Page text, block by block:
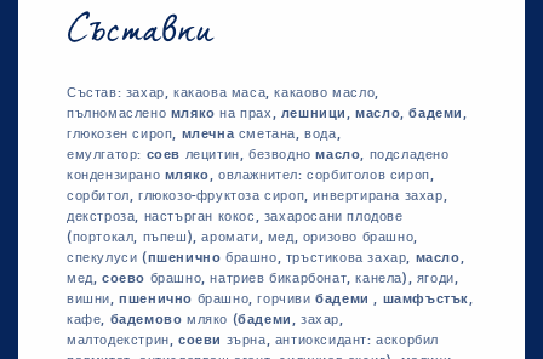
Съставки
Състав: захар, какаова маса, какаово масло,
пълномаслено мляко на прах, лешници,масло,бадеми,
глюкозен сироп, млечнасметана, вода,
емулгатор: соев лецитин, безводномасло, подсладено
кондензирано мляко, овлажнител: сорбитолов сироп,
сорбитол, глюкозо-фруктоза сироп, инвертирана захар,
декстроза, настърган кокос, захаросани плодове
(портокал, пъпеш), аромати, мед, оризово брашно,
спекулуси (пшенично брашно, тръстикова захар, масло,
мед, соево брашно, натриев бикарбонат, канела), ягоди,
вишни,пшенично брашно, горчивибадеми , шамфъстък,
кафе, бадемово мляко (бадеми, захар,
малтодекстрин, соеви зърна, антиоксидант: аскорбил